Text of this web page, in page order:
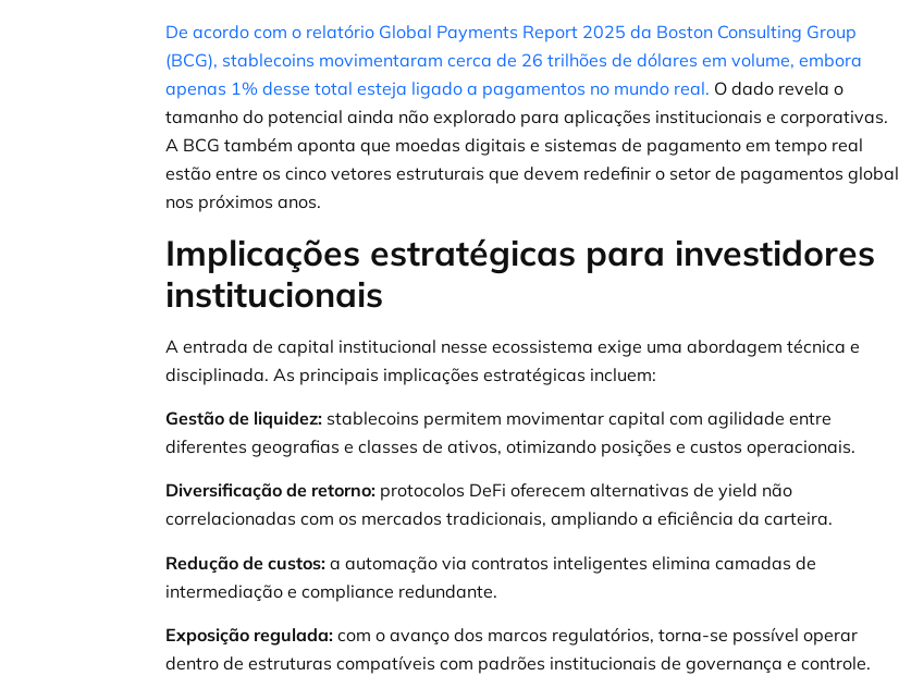
De acordo com o relatório Global Payments Report 2025 da Boston Consulting Group
(BCG), stablecoins movimentaram cerca de 26 trilhões de dólares em volume, embora
apenas 1% desse total esteja ligado a pagamentos no mundo real. O dado revela o
tamanho do potencial ainda não explorado para aplicações institucionais e corporativas.
A BCG também aponta que moedas digitais e sistemas de pagamento em tempo real
estão entre os cinco vetores estruturais que devem redefinir o setor de pagamentos global
nos próximos anos.
Implicações estratégicas para investidores
institucionais
A entrada de capital institucional nesse ecossistema exige uma abordagem técnica e
disciplinada. As principais implicações estratégicas incluem:
Gestão de liquidez: stablecoins permitem movimentar capital com agilidade entre
diferentes geografias e classes de ativos, otimizando posições e custos operacionais.
Diversificação de retorno: protocolos DeFi oferecem alternativas de yield não
correlacionadas com os mercados tradicionais, ampliando a eficiência da carteira.
Redução de custos: a automação via contratos inteligentes elimina camadas de
intermediação e compliance redundante.
Exposição regulada: com o avanço dos marcos regulatórios, torna-se possível operar
dentro de estruturas compatíveis com padrões institucionais de governança e controle.